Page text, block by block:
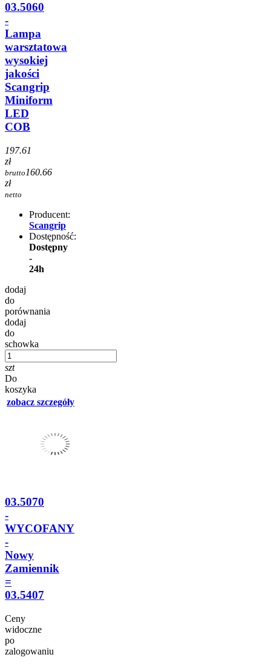
03.5060
-
Lampa
warsztatowa
wysokiej
jakości
Scangrip
Miniform
LED
COB
197.61
zł
brutto 160.66
zł
netto
Producent:
Scangrip
Dostępność:
Dostępny
-
24h
dodaj
do
porównania
dodaj
do
schowka
szt
Do
koszyka
zobacz szczegóły
03.5070
-
WYCOFANY
-
Nowy
Zamiennik
=
03.5407
Ceny
widoczne
po
zalogowaniu